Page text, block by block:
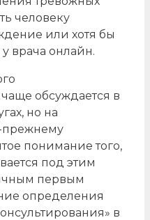
человеку
или хотя бы
врача онлайн.
обсуждается в
но на
прежнему
понимание того,
под этим
первым
определения
в